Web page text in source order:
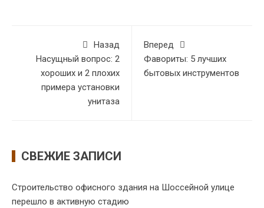
Назад
Насущный вопрос: 2
хороших и 2 плохих
примера установки
унитаза
Вперед
Фавориты: 5 лучших
бытовых инструментов
СВЕЖИЕ ЗАПИСИ
Строительство офисного здания на Шоссейной улице
перешло в активную стадию